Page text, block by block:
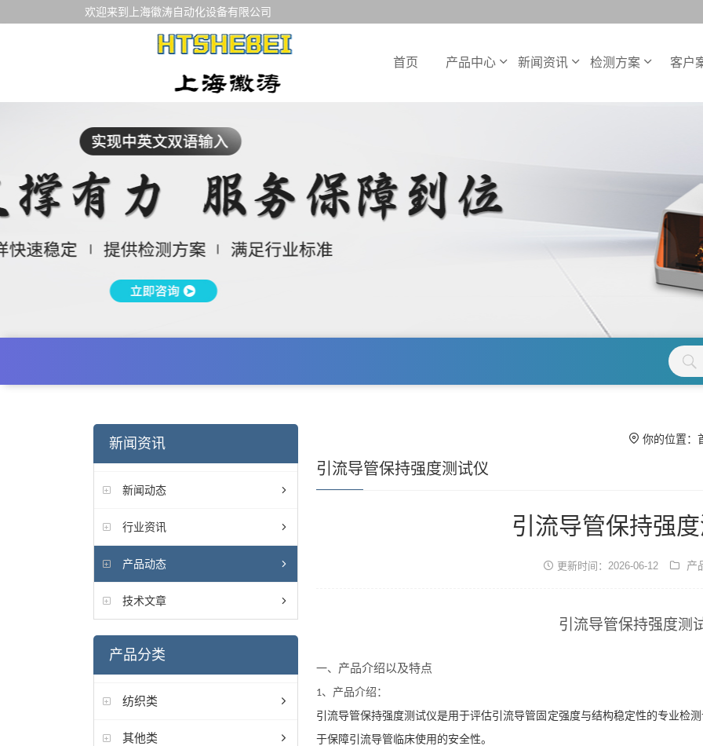
欢迎来到上海徽涛自动化设备有限公司
首页 产品中心 新闻资讯 检测方案 客户
新闻资讯
新闻动态
行业资讯
产品动态
技术文章
产品分类
纺织类
其他类
你的位置：
引流导管保持强度测试仪
引流导管保持强
更新时间：2026-06-12 产
引流导管保持强度测
一、 产品介绍以及特点
1、产品介绍：
引流导管保持强度测试仪是用于评估引流导管固定强度与结构稳定性的专业检
于保障引流导管临床使用的安全性。